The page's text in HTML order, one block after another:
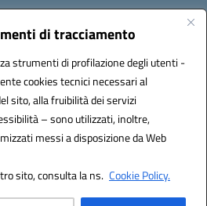
di tracciamento
strumenti di profilazione degli utenti -
cookies tecnici necessari al
sito, alla fruibilità dei servizi
– sono utilizzati, inoltre,
messi a disposizione da Web
sito, consulta la ns. Cookie Policy.
anpc010006@istruzione.it
UFBE6V
by 3D Solution S.r.l.
by Designers Italia